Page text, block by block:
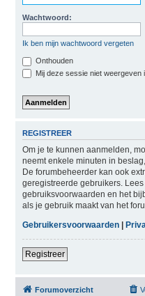
Wachtwoord:
Ik ben mijn wachtwoord vergeten
Onthouden
Mij deze sessie niet weergeven
REGISTREER
Om je te kunnen aanmelden,
neemt enkele minuten in
De forumbeheerder kan ook
geregistreerde gebruikers.
gebruiksvoorwaarden en het
als je gebruik maakt van het
Gebruikersvoorwaarden|
Registreer
Forumoverzicht